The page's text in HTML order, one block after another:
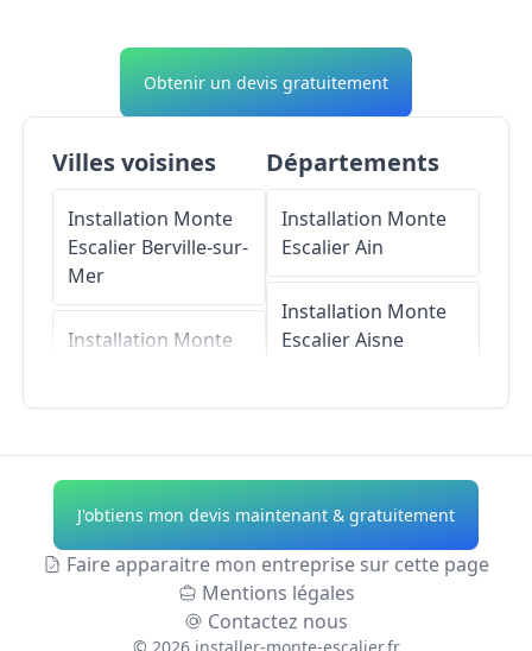
Obtenir un devis gratuitement
Villes voisines
Installation Monte
Escalier Berville-sur-
Mer
Installation Monte
EscalierSaint-
Installation Monte
Escalier
Saint-
Samson-de-la-
Départements
Installation Monte
EscalierAin
Installation Monte
EscalierAisne
Installation Monte
EscalierAlpes-de-
Haute-Provence
Installation Monte
J'obtiens mon devis maintenant & gratuitement
Faire apparaitre mon entreprise sur cette page
Mentions légales
Contactez nous